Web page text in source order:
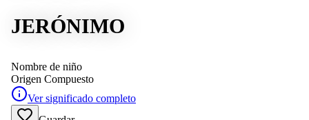
JERÓNIMO
Nombre de niño
Origen Compuesto
Ver significado completo